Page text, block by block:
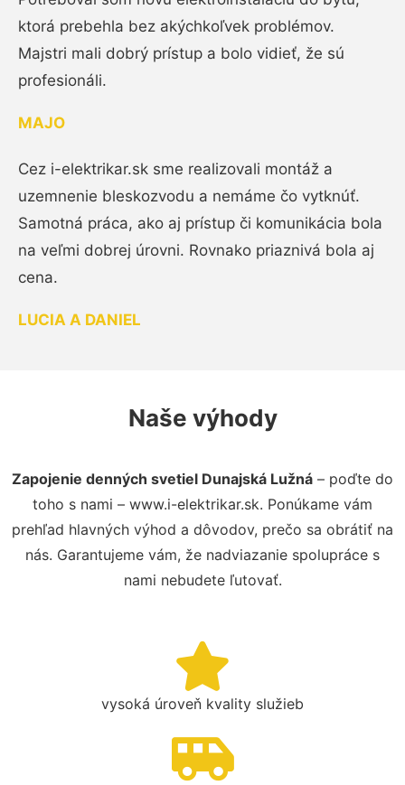
ktorá prebehla bez akýchkoľvek problémov.
Majstri mali dobrý prístup a bolo vidieť, že sú
profesionáli.
MAJO
Cez i-elektrikar.sk sme realizovali montáž a
uzemnenie bleskozvodu a nemáme čo vytknúť.
Samotná práca, ako aj prístup či komunikácia bola
na veľmi dobrej úrovni. Rovnako priaznivá bola aj
cena.
LUCIA A DANIEL
Naše výhody
Zapojenie denných svetiel Dunajská Lužná – poďte do
toho s nami – www.i-elektrikar.sk. Ponúkame vám
prehľad hlavných výhod a dôvodov, prečo sa obrátiť na
nás. Garantujeme vám, že nadviazanie spolupráce s
nami nebudete ľutovať.
vysoká úroveň kvality služieb